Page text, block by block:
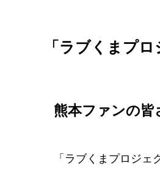
「ラブくまプ
熊本ファンの皆
「ラブくまプロジェ